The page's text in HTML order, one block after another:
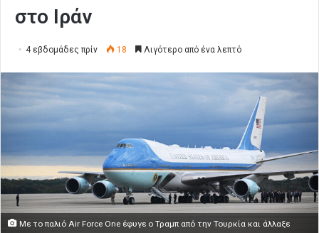
στο Ιράν
4 εβδομάδες πρίν 18 Λιγότερο από ένα λεπτό
Με το παλιό Air Force One έφυγε ο Τραμπ από την Τουρκία και άλλαξε